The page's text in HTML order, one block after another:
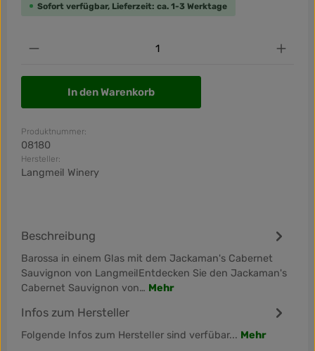
Sofort verfügbar, Lieferzeit: ca. 1-3 Werktage
Produkt Anzahl: Gib den gewünschten Wert
In den Warenkorb
Produktnummer:
08180
Hersteller:
Langmeil Winery
Beschreibung
Barossa in einem Glas mit dem Jackaman's Cabernet
Sauvignon von LangmeilEntdecken Sie den Jackaman's
Cabernet Sauvignon von… Mehr
Infos zum Hersteller
Folgende Infos zum Hersteller sind verfübar... Mehr